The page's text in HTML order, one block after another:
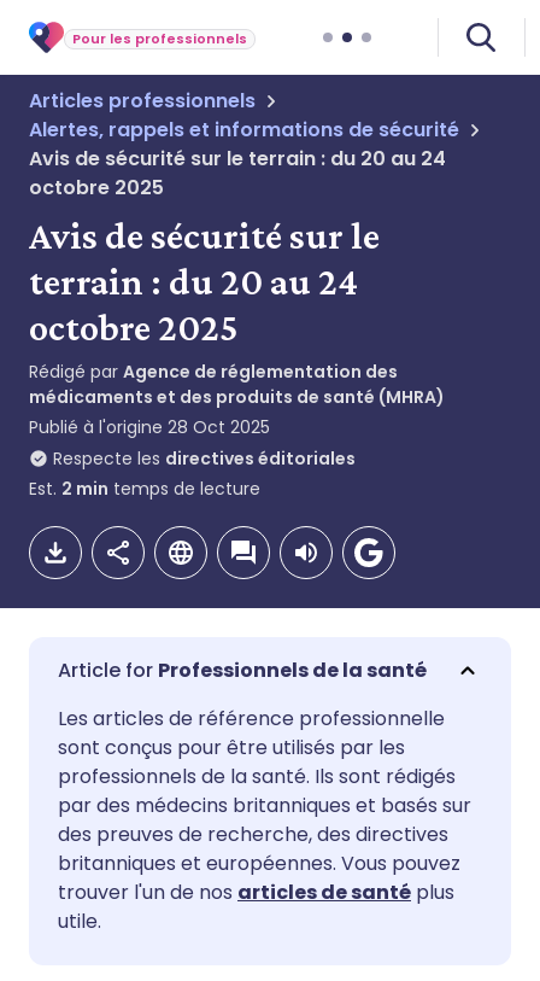
Pour les professionnels
Articles professionnels
Alertes, rappels et informations de sécurité
Avis de sécurité sur le terrain : du 20 au 24
octobre 2025
Avis de sécurité sur le
terrain : du 20 au 24
octobre 2025
Rédigé par Agence de réglementation des
médicaments et des produits de santé (MHRA)
Publié à l'origine 28 Oct 2025
Respecte les directives éditoriales
Est. 2 min temps de lecture
Partager par email
Partager sur Facebook
Partager via LinkedIn
🇬🇧 English 🇩🇪 Deutsch
🇪🇸 Español 🇫🇷 Français
🇮🇹 Italiano 🇵🇹
Professionnels de la santé
Les articles de référence professionnelle
sont conçus pour être utilisés par les
professionnels de la santé. Ils sont rédigés
par des médecins britanniques et basés sur
des preuves de recherche, des directives
britanniques et européennes. Vous pouvez
trouver l'un de nos articles de santé plus
utile.